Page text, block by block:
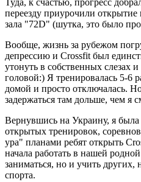
переезду приурочили
зала "72D" (шутка, это было
Вообще, жизнь за рубежом
депрессию и Crossfit был
утонуть в собственных слезах
головой:) Я тренировалась 5-6
домой и просто отключалась.
задержаться там дольше, чем я
Вернувшись на Украину, я
открытых тренировок,
ура" планами ребят открыть
начала работать в нашей
заниматься, но и учить
спорта.